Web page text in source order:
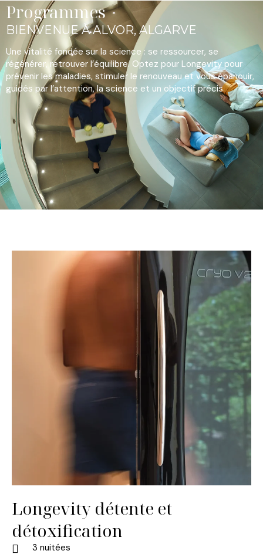
Programmes
BIENVENUE À ALVOR, ALGARVE
Une vitalité fondée sur la science : se ressourcer, se
régénérer, retrouver l’équilibre. Optez pour Longevity pour
prévenir les maladies, stimuler le renouveau et vous épanouir,
guidés par l’attention, la science et un objectif précis.
Longevity détente et
détoxification
3 nuitées